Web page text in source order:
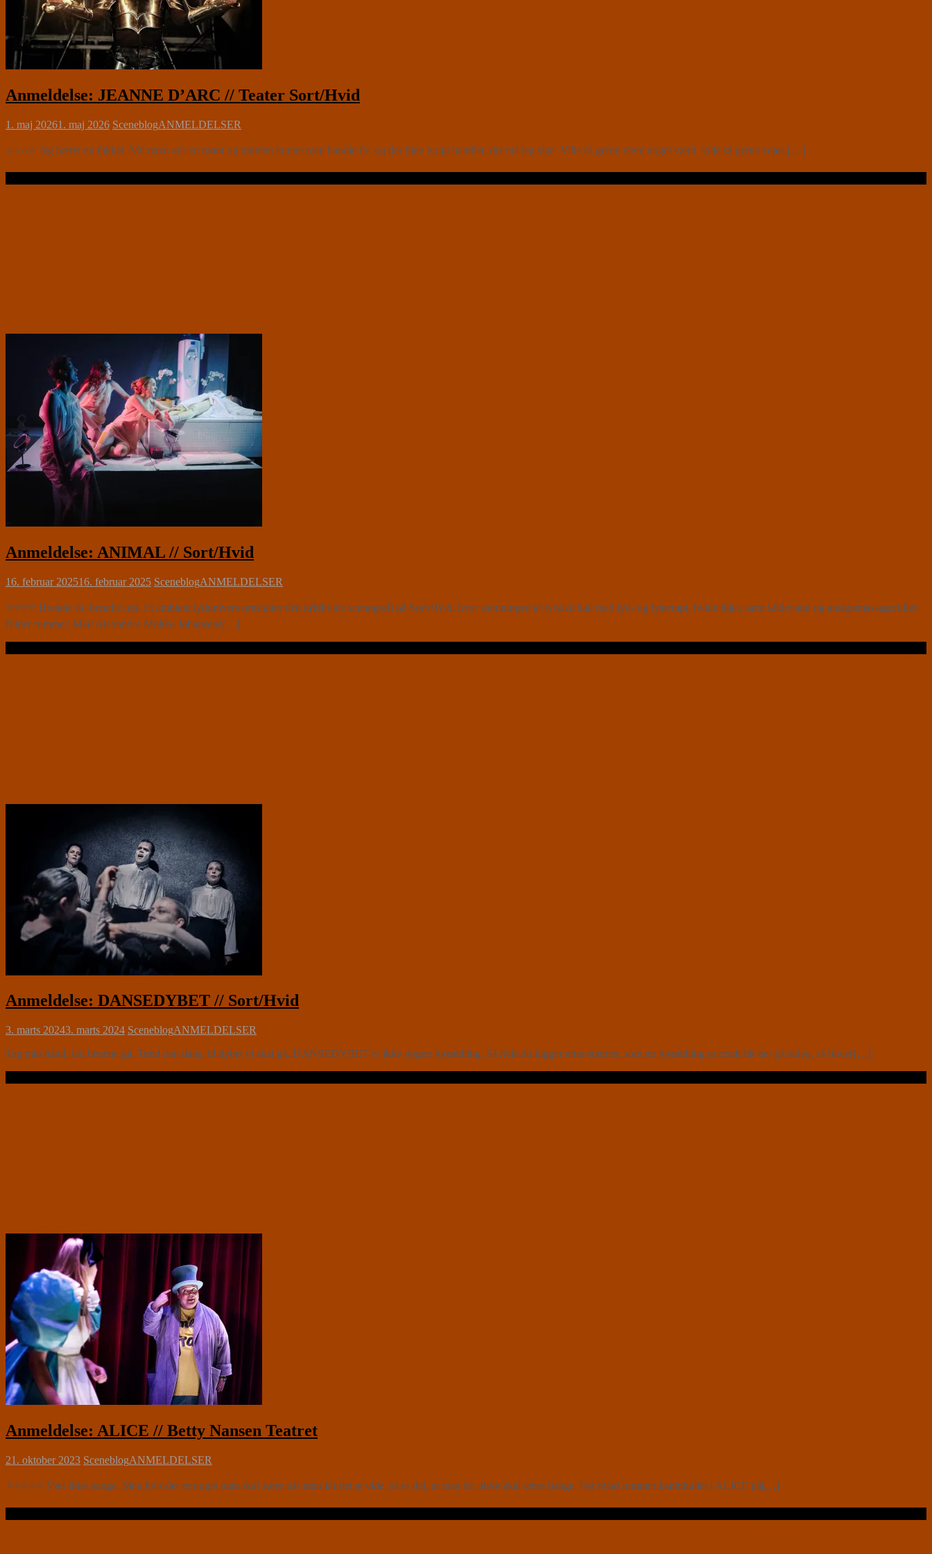
Anmeldelse: JEANNE D’ARC // Teater Sort/Hvid
1. maj 20261. maj 2026 SceneblogANMELDELSER
⭐⭐⭐⭐ Jeg bærer en fakkel. Mit navn var en mønt og mønten kunne man handle for og der blev ivrigt handlet, det må jeg sige. Ville så gerne være noget værd, ville så gerne vejes,[…]
Anmeldelse: ANIMAL // Sort/Hvid
16. februar 202516. februar 2025 SceneblogANMELDELSER
⭐⭐⭐⭐ Breathe in, breathe out. Et ambient lydunivers omslutter den kridhvide scenografi på Sort/Hvid, hvor stemningen af tyrkisk bad med lyd- og lysterapi, hvide liljer, samt kildevand og ansigtsmassageruller
fylder rummet. Med Alexandra Moltke Johansens[…]
Anmeldelse: DANSEDYBET // Sort/Hvid
3. marts 20243. marts 2024 SceneblogANMELDELSER
Tag min hånd, lad benene gå. Træd den dans, til dybet vi skal gå. DANSEDYBET er ikke nogen forestilling. Så hvis du kigger efter stjerner, som en forestilling normalt får her på siden, så bliver[…]
Anmeldelse: ALICE // Betty Nansen Teatret
21. oktober 2023 SceneblogANMELDELSER
⭐⭐⭐⭐⭐ Vær ikke bange. Men hvis der er noget man skal være når man får det at vide, så er det, at man for alvor skal være bange. For hvad rummer kaninhullet i ALICE på[…]